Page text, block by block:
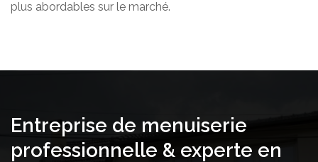
plus abordables sur le marché.
Entreprise de menuiserie
professionnelle & experte en